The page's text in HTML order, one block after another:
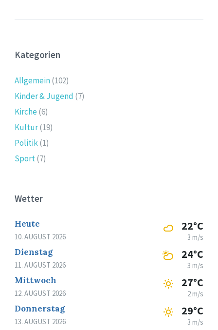
Kategorien
Allgemein(102)
Kinder & Jugend (7)
Kirche(6)
Kultur(19)
Politik(1)
Sport(7)
Wetter
Heute
10. AUGUST 2026
22°C
3 m/s
Dienstag
11. AUGUST 2026
24°C
3 m/s
Mittwoch
12. AUGUST 2026
27°C
2 m/s
Donnerstag
13. AUGUST 2026
29°C
3 m/s